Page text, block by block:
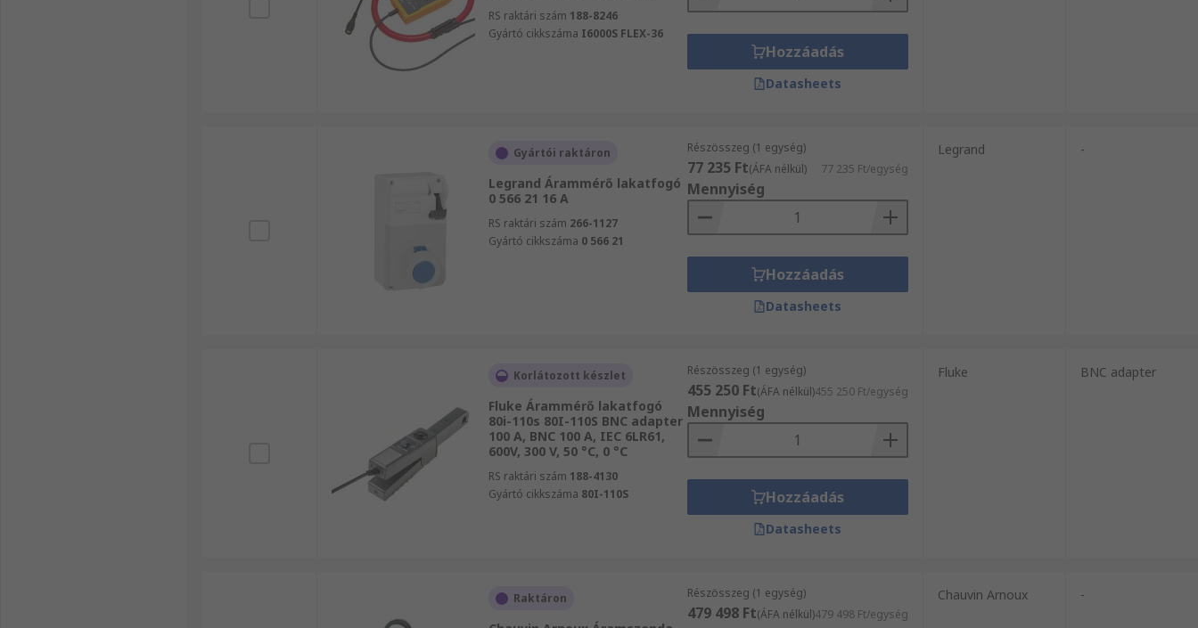
RS raktári szám 188-8246
Gyártó cikkszáma I6000S FLEX-36
Hozzáadás
Datasheets
Gyártói raktáron
Legrand Árammérő lakatfogó
0 566 21 16 A
RS raktári szám 266-1127
Gyártó cikkszáma 0 566 21
Részösszeg (1 egység)
77 235 Ft(ÁFA nélkül) 77 235 Ft/egység
Mennyiség
Hozzáadás
Datasheets
Legrand -
Korlátozott készlet
Fluke Árammérő lakatfogó
80i-110s 80I-110S BNC adapter
100 A, BNC 100 A, IEC 6LR61,
600V, 300 V, 50 °C, 0 °C
RS raktári szám 188-4130
Gyártó cikkszáma 80I-110S
Részösszeg (1 egység)
455 250 Ft(ÁFA nélkül)455 250 Ft/egység
Mennyiség
Hozzáadás
Datasheets
Fluke BNC adapter
Raktáron Részösszeg (1 egység)
479 498 Ft(ÁFA nélkül)479 498 Ft/egység
Chauvin Arnoux -